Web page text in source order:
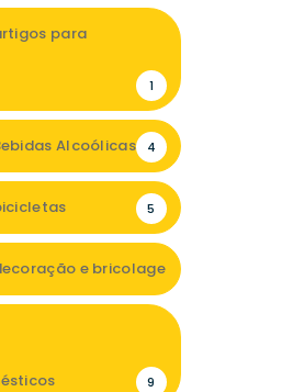
para
1
Alcoólicas 4
5
e bricolage
9